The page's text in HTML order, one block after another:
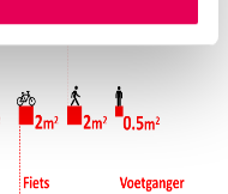
Je kunt je
via